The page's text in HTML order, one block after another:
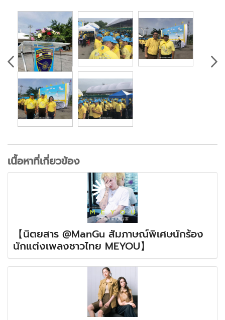
เนื้อหาที่เกี่ยวข้อง
【นิตยสาร @ManGu สัมภาษณ์พิเศษนักร้อง
นักแต่งเพลงชาวไทย MEYOU】